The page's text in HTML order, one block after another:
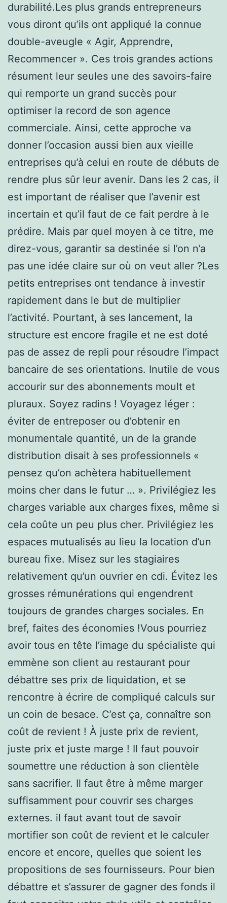
durabilité.Les plus grands entrepreneurs
vous diront qu’ils ont appliqué la connue
double-aveugle « Agir, Apprendre,
Recommencer ». Ces trois grandes actions
résument leur seules une des savoirs-faire
qui remporte un grand succès pour
optimiser la record de son agence
commerciale. Ainsi, cette approche va
donner l’occasion aussi bien aux vieille
entreprises qu’à celui en route de débuts de
rendre plus sûr leur avenir. Dans les 2 cas, il
est important de réaliser que l’avenir est
incertain et qu’il faut de ce fait perdre à le
prédire. Mais par quel moyen à ce titre, me
direz-vous, garantir sa destinée si l’on n’a
pas une idée claire sur où on veut aller ?Les
petits entreprises ont tendance à investir
rapidement dans le but de multiplier
l’activité. Pourtant, à ses lancement, la
structure est encore fragile et ne est doté
pas de assez de repli pour résoudre l’impact
bancaire de ses orientations. Inutile de vous
accourir sur des abonnements moult et
pluraux. Soyez radins ! Voyagez léger :
éviter de entreposer ou d’obtenir en
monumentale quantité, un de la grande
distribution disait à ses professionnels «
pensez qu’on achètera habituellement
moins cher dans le futur … ». Privilégiez les
charges variable aux charges fixes, même si
cela coûte un peu plus cher. Privilégiez les
espaces mutualisés au lieu la location d’un
bureau fixe. Misez sur les stagiaires
relativement qu’un ouvrier en cdi. Évitez les
grosses rémunérations qui engendrent
toujours de grandes charges sociales. En
bref, faites des économies !Vous pourriez
avoir tous en tête l’image du spécialiste qui
emmène son client au restaurant pour
débattre ses prix de liquidation, et se
rencontre à écrire de compliqué calculs sur
un coin de besace. C’est ça, connaître son
coût de revient ! À juste prix de revient,
juste prix et juste marge ! Il faut pouvoir
soumettre une réduction à son clientèle
sans sacrifier. Il faut être à même marger
suffisamment pour couvrir ses charges
externes. il faut avant tout de savoir
mortifier son coût de revient et le calculer
encore et encore, quelles que soient les
propositions de ses fournisseurs. Pour bien
débattre et s’assurer de gagner des fonds il